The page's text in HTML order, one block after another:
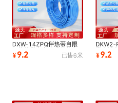
DXW-14ZPQ伴热带自限
温伴热带寿命长 发热均匀
防冻融雪厂家直销
¥9.2 已售6米
带直销
发热均
¥9.2